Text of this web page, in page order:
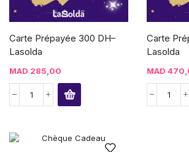
Carte Prépayée 300 DH–
Lasolda
MAD 285,00
Carte
Lasolda
MAD